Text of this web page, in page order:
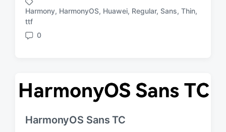
布
日
期
于
标
Harmony, HarmonyOS, Huawei, Regular, Sans, Thin,
ttf
评
0
HarmonyOS Sans TC